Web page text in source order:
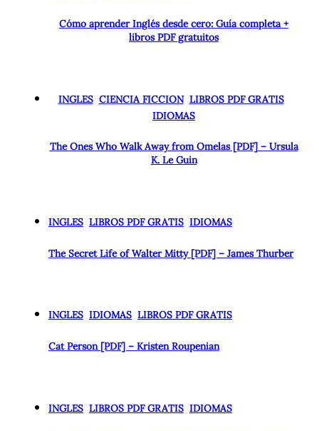
Cómo aprender Inglés desde cero: Guía completa +
libros PDF gratuitos
INGLES CIENCIA FICCION LIBROS PDF GRATIS
IDIOMAS
The Ones Who Walk Away from Omelas [PDF] – Ursula
K. Le Guin
INGLES LIBROS PDF GRATIS IDIOMAS
The Secret Life of Walter Mitty [PDF] – James Thurber
INGLES IDIOMAS LIBROS PDF GRATIS
Cat Person [PDF] – Kristen Roupenian
INGLES LIBROS PDF GRATIS IDIOMAS